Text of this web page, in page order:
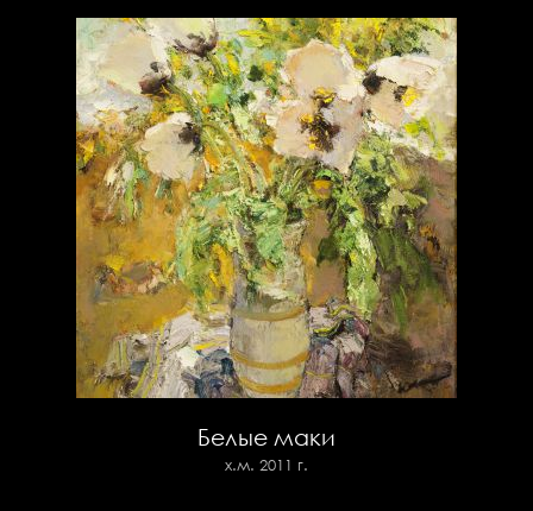
Белые маки
х.м. 2011 г.